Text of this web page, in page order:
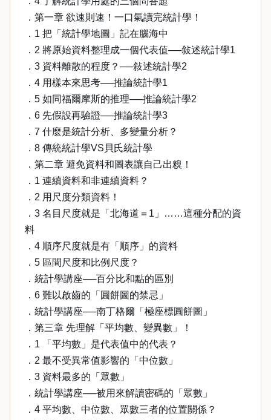
．第一章 欲速則速！一口氣讀完統計學！
．1 把「統計學地圖」記在腦海中
．2 將原始資料整理成一個代表值──敍述統計學1
．3 資料離散的程度？──敍述統計學2
．4 用樣本來思考──推論統計學1
．5 如同福爾摩斯的推理──推論統計學2
．6 先假設再驗證──推論統計學3
．7 什麼是統計分析、多變量分析？
．8 傳統統計學VS貝氏統計學
．第二章 避免資料和圖表讓自己出糗！
．1 連續資料和非連續資料？
．2 用尺度分類資料！
．3 名目尺度就是「北海道＝1」……這種分配的資
料
．4 順序尺度就是有「順序」的資料
．5 區間尺度和比例尺度？
．統計學講座──百分比和點的區別
．6 難以啟齒的「圓餅圖的禁忌」
．統計學講座──南丁格爾「極座標圓餅圖」
．第三章 先理解「平均數、變異數」！
．1 「平均數」是代表值中的代表？
．2 最不受異常值影響的「中位數」
．3 資料最多的「眾數」
．統計學講座──被用來解讀密碼的「眾數」
．4 平均數、中位數、眾數三者的位置關係？